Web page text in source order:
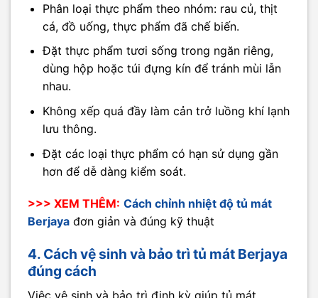
Phân loại thực phẩm theo nhóm: rau củ, thịt
cá, đồ uống, thực phẩm đã chế biến.
Đặt thực phẩm tươi sống trong ngăn riêng,
dùng hộp hoặc túi đựng kín để tránh mùi lẫn
nhau.
Không xếp quá đầy làm cản trở luồng khí lạnh
lưu thông.
Đặt các loại thực phẩm có hạn sử dụng gần
hơn để dễ dàng kiểm soát.
>>> XEM THÊM: Cách chỉnh nhiệt độ tủ mát
Berjaya đơn giản và đúng kỹ thuật
4. Cách vệ sinh và bảo trì tủ mát Berjaya
đúng cách
Việc vệ sinh và bảo trì định kỳ giúp tủ mát